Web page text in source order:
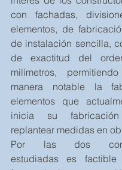
con fachadas,
elementos, de
de instalación sencilla,
de exactitud del
milímetros,
manera notable la
elementos que
inicia su
replantear medidas en
Por las dos
estudiadas es factible